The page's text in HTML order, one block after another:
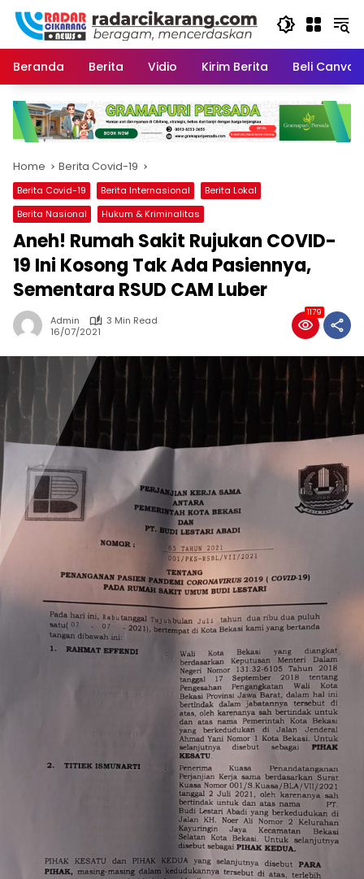
Skip
content
Beranda
Berita Vidio Kirim Berita Beli
Home Berita Covid-19
Berita Covid-19 Berita Internasional
Berita Lokal
Berita Nasional
Hukum & Kriminalitas
Aneh! Rumah Sakit Rujukan COVID-
19 Ini Kosong Tak Ada Pasiennya,
Sementara RSUD CAM Luber
Admin
3 Min Read
16/07/2021
1179